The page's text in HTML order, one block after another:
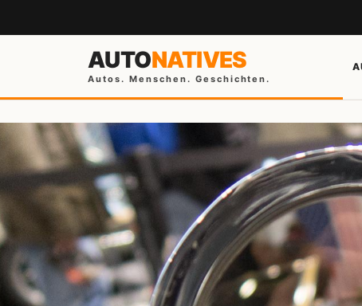
AUTONATIVES
Autos. Menschen. Geschichten.